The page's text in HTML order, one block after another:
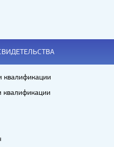
квалификации
квалификации